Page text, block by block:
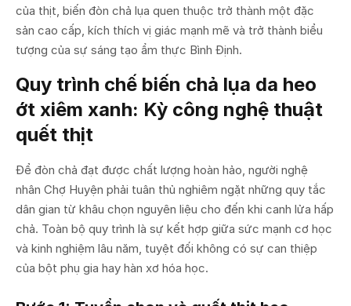
của thịt, biến đòn chả lụa quen thuộc trở thành một đặc
sản cao cấp, kích thích vị giác mạnh mẽ và trở thành biểu
tượng của sự sáng tạo ẩm thực Bình Định.
Quy trình chế biến chả lụa da heo
ớt xiêm xanh: Kỳ công nghệ thuật
quết thịt
Để đòn chả đạt được chất lượng hoàn hảo, người nghệ
nhân Chợ Huyện phải tuân thủ nghiêm ngặt những quy tắc
dân gian từ khâu chọn nguyên liệu cho đến khi canh lửa hấp
chả. Toàn bộ quy trình là sự kết hợp giữa sức mạnh cơ học
và kinh nghiệm lâu năm, tuyệt đối không có sự can thiệp
của bột phụ gia hay hàn xơ hóa học.